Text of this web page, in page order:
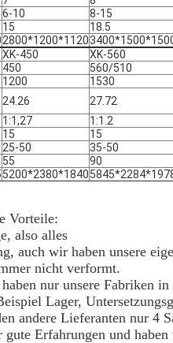
6-10 8-15
15 18.5
2800*1200*1120
XK-450 XK-560
450 560/510
1200 1530
24.26 27.72
1:1,27 1:1.2
15 15
25-50 35-50
55 90
5200*2380*1840
Vorteile:
also alles
auch wir haben unsere
nicht verformt.
nur unsere Fabriken
Lager,
andere Lieferanten nur 4
Erfahrungen und haben